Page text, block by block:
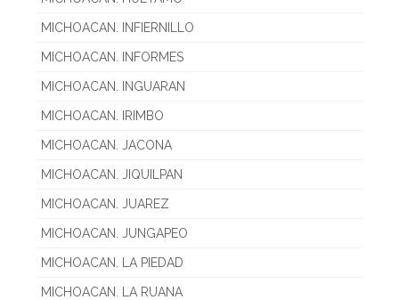
MICHOACAN. INFIERNILLO
MICHOACAN. INFORMES
MICHOACAN. INGUARAN
MICHOACAN. IRIMBO
MICHOACAN. JACONA
MICHOACAN. JIQUILPAN
MICHOACAN. JUAREZ
MICHOACAN. JUNGAPEO
MICHOACAN. LA PIEDAD
MICHOACAN. LA RUANA